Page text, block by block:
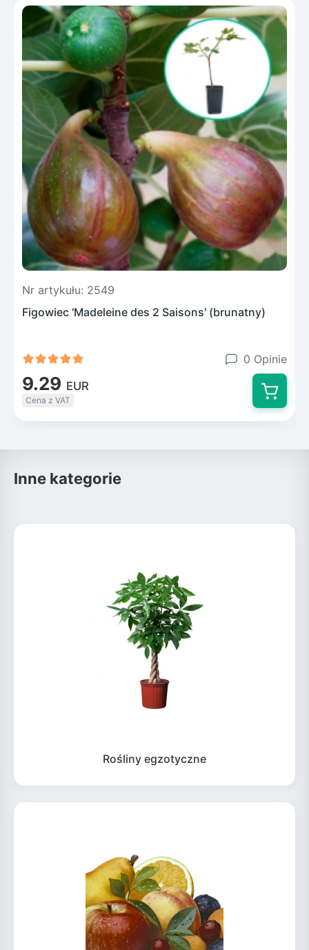
Nr artykułu: 2549
Figowiec 'Madeleine des 2 Saisons' (brunatny)
0 Opinie
9.29 EUR
Cena z VAT
Inne kategorie
Rośliny egzotyczne